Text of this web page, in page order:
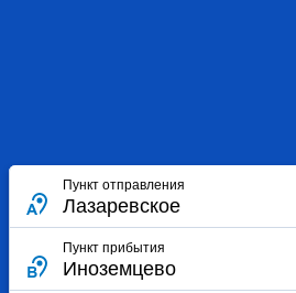
Пункт отправления
Пункт прибытия